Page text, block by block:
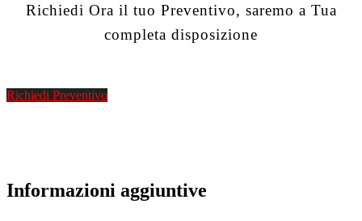
Richiedi Ora il tuo Preventivo, saremo a Tua
completa disposizione
Richiedi Preventivo
Informazioni aggiuntive